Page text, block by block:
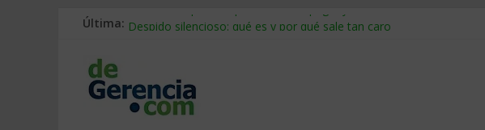
Última: Stablecoins para empresas: cómo pagar y cobrar en 2026
Trabajo forzoso en la cadena de suministro: qué hacer
Mercado hispano de EE. UU.: cómo segmentarlo y venderle